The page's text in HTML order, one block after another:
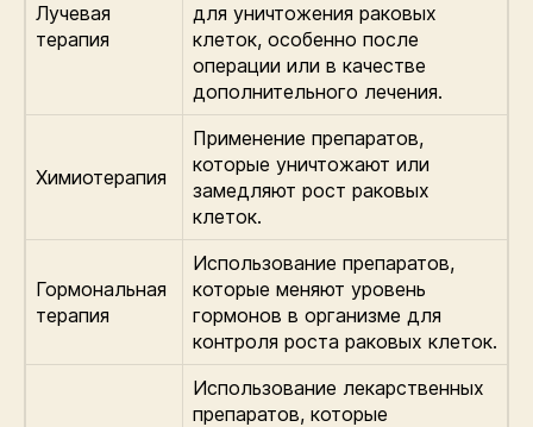
Лучевая
терапия
для уничтожения раковых
клеток, особенно после
операции или в качестве
дополнительного лечения.
Химиотерапия
Применение препаратов,
которые уничтожают или
замедляют рост раковых
клеток.
Гормональная
терапия
Использование препаратов,
которые меняют уровень
гормонов в организме для
контроля роста раковых клеток.
Использование лекарственных
препаратов, которые